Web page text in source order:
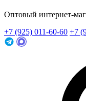
Оптовый интернет-
+7 (925) 011-60-60 +7